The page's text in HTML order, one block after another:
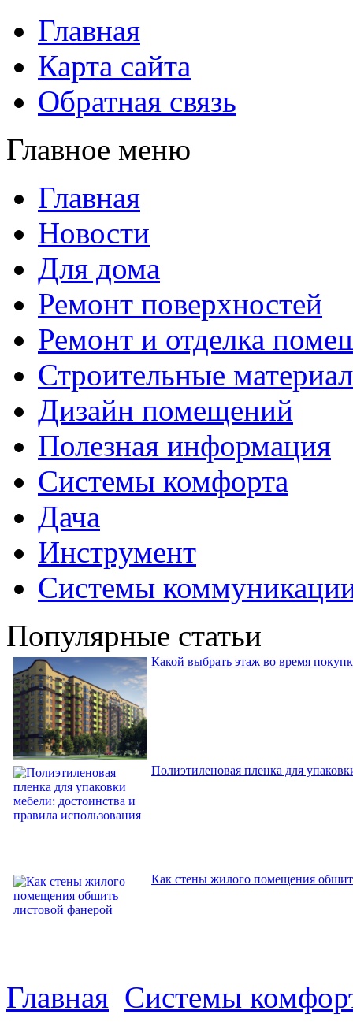
Главная
Карта сайта
Обратная связь
Главное меню
Главная
Новости
Для дома
Ремонт поверхностей
Ремонт и отделка
Строительные
Дизайн помещений
Полезная информация
Системы комфорта
Дача
Инструмент
Системы
Популярные статьи
Какой выбрать этаж во время
Полиэтиленовая пленка для
Как стены жилого помещения
Главная Системы